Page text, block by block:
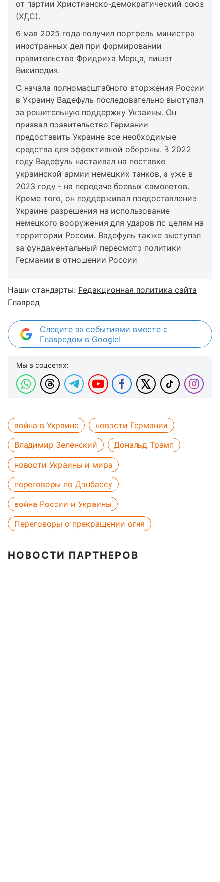
от партии Христианско-демократический союз
(ХДС).
6 мая 2025 года получил портфель министра
иностранных дел при формировании
правительства Фридриха Мерца, пишет
Википедия.
С начала полномасштабного вторжения России
в Украину Вадефуль последовательно выступал
за решительную поддержку Украины. Он
призвал правительство Германии
предоставить Украине все необходимые
средства для эффективной обороны. В 2022
году Вадефуль настаивал на поставке
украинской армии немецких танков, а уже в
2023 году - на передаче боевых самолетов.
Кроме того, он поддерживал предоставление
Украине разрешения на использование
немецкого вооружения для ударов по целям на
территории России. Вадефуль также выступал
за фундаментальный пересмотр политики
Германии в отношении России.
Наши стандарты: Редакционная политика сайта
Главред
Следите за событиями вместе с
Главредом в Google!
Мы в соцсетях:
война в Украине
новости Германии
Владимир Зеленский
Дональд Трамп
новости Украины и мира
переговоры по Донбассу
война России и Украины
Переговоры о прекращении огня
НОВОСТИ ПАРТНЕРОВ